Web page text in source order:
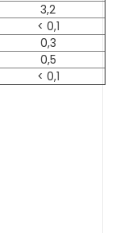
3,2
< 0,1
0,3
0,5
< 0,1